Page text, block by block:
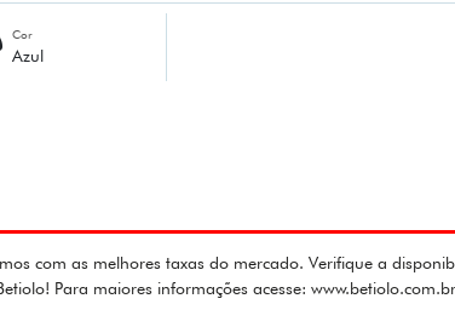
Cor
Azul
com as melhores taxas do mercado. Verifique a
Para maiores informações acesse: